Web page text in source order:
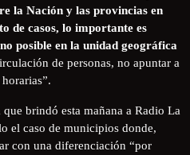
la Nación y las provincias en
de casos, lo importante es
posible en la unidad geográfica
de personas, no apuntar a
brindó esta mañana a Radio La
el caso de municipios donde,
con una diferenciación “por